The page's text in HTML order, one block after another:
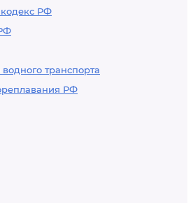
кодекс РФ
транспорта
РФ
участием
несовершеннолетних